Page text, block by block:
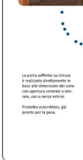
Porta doccia in
gocce,
Soluzione
per rinnovare
€